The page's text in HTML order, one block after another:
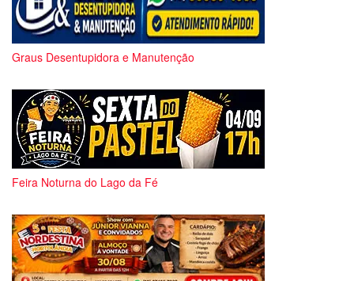
Graus Desentupidora e Manutenção
Feira Noturna do Lago da Fé